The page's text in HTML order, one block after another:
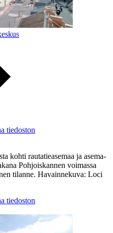
tiedoston
kohti rautatieasemaa ja asema-
Pohjoiskannen voimassa
tilanne. Havainnekuva: Loci
tiedoston